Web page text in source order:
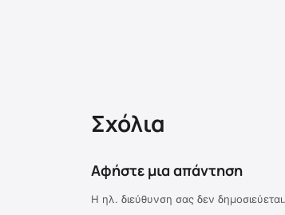
Σχόλια
Αφήστε μια απάντηση
Η ηλ. διεύθυνση σας δεν δημοσιεύεται.